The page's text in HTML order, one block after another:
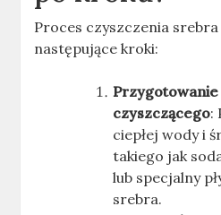
Proces czyszczenia
następujące kroki:
czyszczącego:
ciepłej wody i
takiego jak
lub specjalny
srebra.